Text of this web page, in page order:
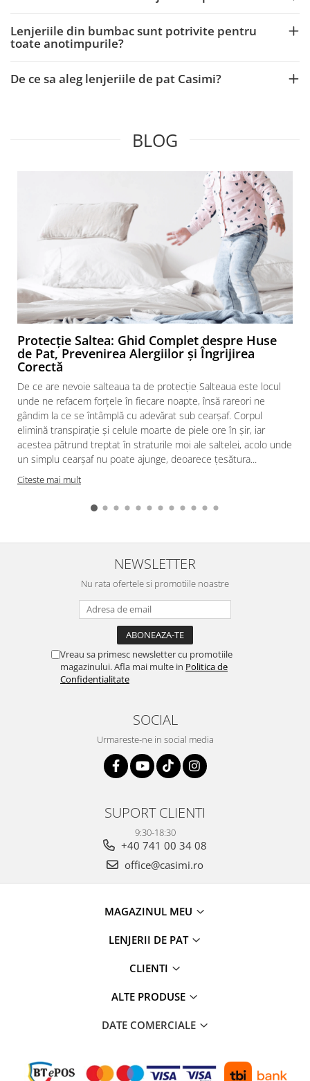
Lenjeriile din bumbac sunt potrivite pentru
toate anotimpurile?
De ce sa aleg lenjeriile de pat Casimi?
BLOG
Protecție Saltea: Ghid Complet despre Huse
de Pat, Prevenirea Alergiilor și Îngrijirea
Corectă
De ce are nevoie salteaua ta de protecție Salteaua este locul
unde ne refacem forțele în fiecare noapte, însă rareori ne
gândim la ce se întâmplă cu adevărat sub cearșaf. Corpul
elimină transpirație și celule moarte de piele ore în șir, iar
acestea pătrund treptat în straturile moi ale saltelei, acolo unde
un simplu cearșaf nu poate ajunge, deoarece țesătura...
Citeste mai mult
NEWSLETTER
Nu rata ofertele si promotiile noastre
Vreau sa primesc newsletter cu promotiile
magazinului. Afla mai multe in Politica de
Confidentialitate
SOCIAL
Urmareste-ne in social media
SUPORT CLIENTI
9:30-18:30
+40 741 00 34 08
office@casimi.ro
MAGAZINUL MEU
LENJERII DE PAT
CLIENTI
ALTE PRODUSE
DATE COMERCIALE